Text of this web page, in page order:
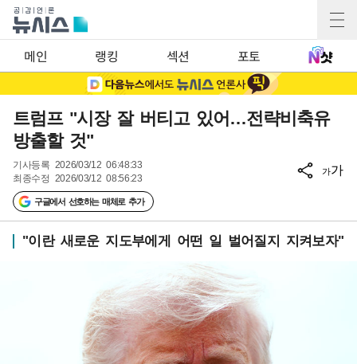
메인 랭킹 섹션 포토
트럼프 "시장 잘 버티고 있어…전략비축유
방출할 것"
기사등록 2026/03/12 06:48:33
최종수정 2026/03/12 08:56:23
구글에서 선호하는 매체로 추가
가가
"이란 새로운 지도부에게 어떤 일 벌어질지 지켜보자"